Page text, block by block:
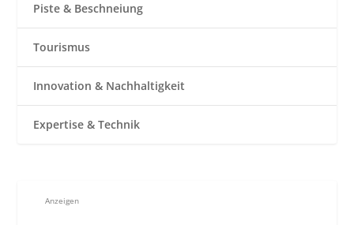
Piste & Beschneiung
Tourismus
Innovation & Nachhaltigkeit
Expertise & Technik
Anzeigen